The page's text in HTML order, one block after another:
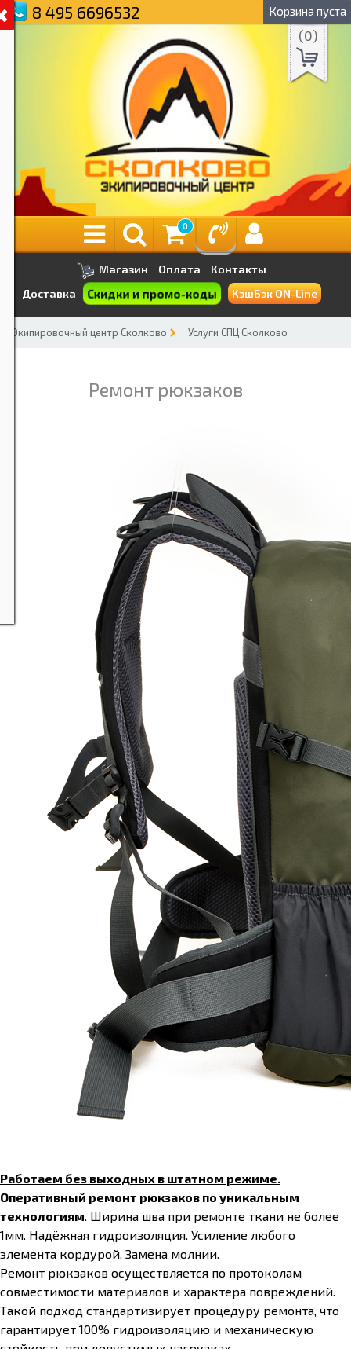
8 495 6696532 Корзина пуста
(0)
0
Магазин Оплата
Контакты
Доставка
Скидки и промо-коды КэшБэк ON-Line
Экипировочный центр Сколково Услуги СПЦ Сколково
Ремонт рюкзаков
Работаем без выходных в штатном режиме.
Оперативный ремонт рюкзаков по уникальным
технологиям. Ширина шва при ремонте ткани не более
1мм. Надёжная гидроизоляция. Усиление любого
элемента кордурой. Замена молнии.
Ремонт рюкзаков осуществляется по протоколам
совместимости материалов и характера повреждений.
Такой подход стандартизирует процедуру ремонта, что
гарантирует 100% гидроизоляцию и механическую